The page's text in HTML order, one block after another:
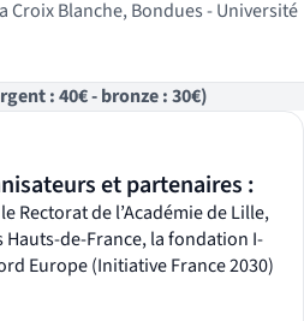
Croix Blanche, Bondues - Université
: 40€ - bronze : 30€)
et partenaires :
Rectorat de l’Académie de Lille,
Hauts-de-France, la fondation I-
Europe (Initiative France 2030)